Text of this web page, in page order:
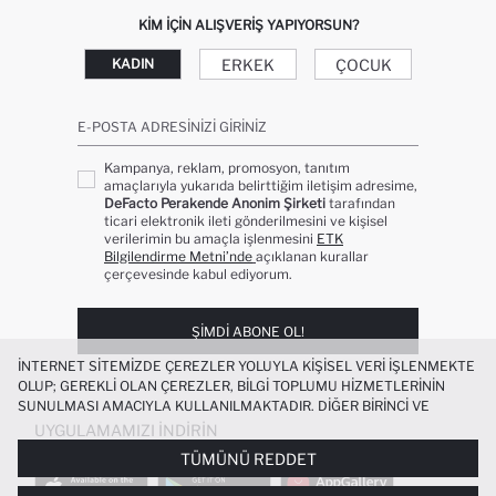
KIM IÇIN ALIŞVERIŞ YAPIYORSUN?
KADIN ERKEK ÇOCUK
E-POSTA ADRESINIZI GIRINIZ
Kampanya, reklam, promosyon, tanıtım
amaçlarıyla yukarıda belirttiğim iletişim adresime,
DeFacto Perakende Anonim Şirketi tarafından
ticari elektronik ileti gönderilmesini ve kişisel
verilerimin bu amaçla işlenmesini ETK
Bilgilendirme Metni’nde açıklanan kurallar
çerçevesinde kabul ediyorum.
ŞIMDI ABONE OL!
UYGULAMAMIZI İNDIRIN
İNTERNET SITEMIZDE ÇEREZLER YOLUYLA KIŞISEL VERI IŞLENMEKTE
OLUP; GEREKLI OLAN ÇEREZLER, BILGI TOPLUMU HIZMETLERININ
SUNULMASI AMACIYLA KULLANILMAKTADIR. DIĞER BIRINCI VE
ÜÇÜNCÜ TARAF ÇEREZLER ISE SIZE DAHA IYI BIR ALIŞVERIŞ
DENEYIMI SUNULABILMESI, SITEMIZIN DAHA IŞLEVSEL KILINMASI VE
KIŞISELLEŞTIRMESI VE AÇIK RIZA VERMENIZ HALINDE, SIZLERE
YÖNELIK PAZARLAMA FAALIYETLERININ YAPILMASI AMAÇLARIYLA
TÜMÜNÜ REDDET